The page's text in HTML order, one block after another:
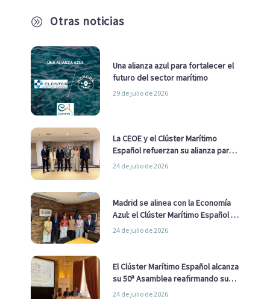
A Otras noticias
Una alianza azul para fortalecer el
futuro del sector marítimo
29 de julio de 2026
La CEOE y el Clúster Marítimo
Español refuerzan su alianza para
impulsar una estrategia Nacional
24 de julio de 2026
Madrid se alinea con la Economía
Azul: el Clúster Marítimo Español y
la Real Liga Naval avanzan alianzas
24 de julio de 2026
El Clúster Marítimo Español alcanza
su 50ª Asamblea reafirmando su
liderazgo en la Economía Azul
24 de julio de 2026